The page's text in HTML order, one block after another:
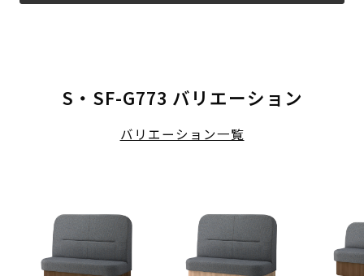
S・SF-G773 バリエーション
バリエーション一覧